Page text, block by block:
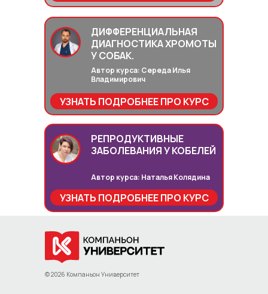
ДИФФЕРЕНЦИАЛЬНАЯ
ДИАГНОСТИКА ХРОМОТЫ
У СОБАК.
УЗНАТЬ ПОДРОБНЕЕ ПРО КУРС
Автор курса: Середа Илья
Владимирович
РЕПРОДУКТИВНЫЕ
ЗАБОЛЕВАНИЯ У КОБЕЛЕЙ
УЗНАТЬ ПОДРОБНЕЕ ПРО КУРС
Автор курса: Наталья Колядина
© 2026 Компаньон Университет